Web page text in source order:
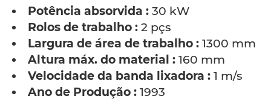
Potência absorvida : 30 kW
Rolos de trabalho : 2 pçs
Largura de área de trabalho : 1300 mm
Altura máx. do material : 160 mm
Velocidade da banda lixadora : 1 m/s
Ano de Produção : 1993